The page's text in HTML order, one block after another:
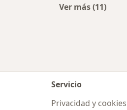
Ver más (11)
Servicio
Privacidad y cookies